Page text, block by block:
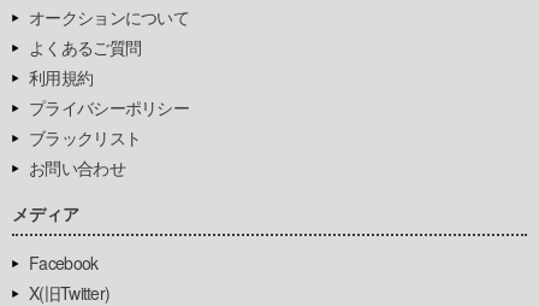
オークションについて
よくあるご質問
利用規約
プライバシーポリシー
ブラックリスト
お問い合わせ
メディア
Facebook
X(旧Twitter)